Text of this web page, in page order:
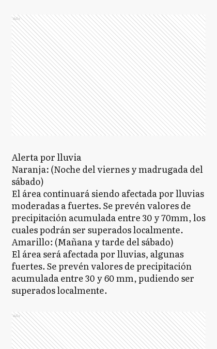
Ads
Alerta por lluvia
Naranja: (Noche del viernes y madrugada del
sábado)
El área continuará siendo afectada por lluvias
moderadas a fuertes. Se prevén valores de
precipitación acumulada entre 30 y 70mm, los
cuales podrán ser superados localmente.
Amarillo: (Mañana y tarde del sábado)
El área será afectada por lluvias, algunas
fuertes. Se prevén valores de precipitación
acumulada entre 30 y 60 mm, pudiendo ser
superados localmente.
Ads